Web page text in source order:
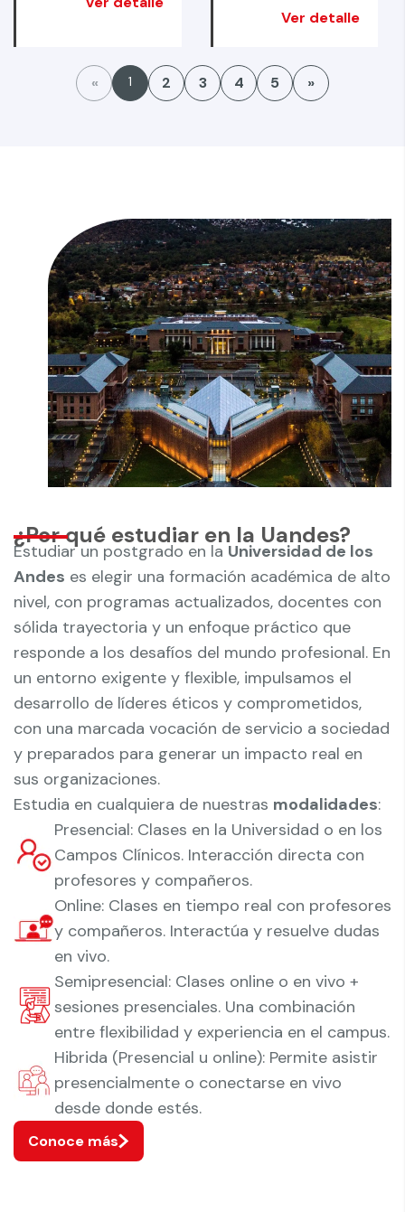
Ver detalle
« 1 2 3 4 5 »
¿Por qué estudiar en la Uandes?
Estudiar un postgrado en la Universidad de los
Andes es elegir una formación académica de alto
nivel, con programas actualizados, docentes con
sólida trayectoria y un enfoque práctico que
responde a los desafíos del mundo profesional. En
un entorno exigente y flexible, impulsamos el
desarrollo de líderes éticos y comprometidos,
con una marcada vocación de servicio a sociedad
y preparados para generar un impacto real en
sus organizaciones.
Estudia en cualquiera de nuestras modalidades:
Presencial: Clases en la Universidad o en los
Campos Clínicos. Interacción directa con
profesores y compañeros.
Online: Clases en tiempo real con profesores
y compañeros. Interactúa y resuelve dudas
en vivo.
Semipresencial: Clases online o en vivo +
sesiones presenciales. Una combinación
entre flexibilidad y experiencia en el campus.
Hibrida (Presencial u online): Permite asistir
presencialmente o conectarse en vivo
desde donde estés.
Conoce más